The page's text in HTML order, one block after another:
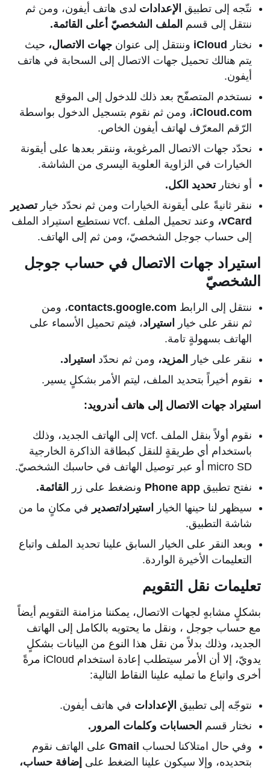
نتّجه إلى تطبيق الإعدادات لدى هاتف أيفون، ومن ثم
ننتقل إلى قسم الملف الشخصيّ أعلى القائمة.
نختار
iCloud وننتقل إلى عنوانجهات الاتصال، حيث
يتم هنالك تحميل جهات الاتصال إلى السحابة في هاتف
أيفون.
نستخدم المتصفّح بعد ذلك للدخول إلى الموقع
iCloud.com، ومن ثم نقوم بتسجيل الدخول بواسطة
الرّقم المعرّف لهاتف أيفون الخاص.
نحدّد جهات الاتصال المرغوبة، وننقر بعدها على أيقونة
الخيارات في الزاوية العلوية اليسرى من الشاشة.
أو نختارتحديد الكل.
ننقر ثانيةً على أيقونة الخيارات ومن ثم نحدّد خيارتصدير
vCard،
وعند تحميل الملف .vcf نستطيع استيراد الملف
إلى حساب جوجل الشخصيّ، ومن ثم إلى الهاتف.
استيراد جهات الاتصال في حساب جوجل
الشخصيّ
ننتقل إلى الرابط contacts.google.com، ومن
ثم ننقر على خيار
استيراد، فيتم تحميل الأسماء على
الهاتف بسهولةٍ تامة.
ننقر على خيار
المزيد، ومن ثم نحدّد استيراد.
نقوم أخيراً بتحديد الملف، ليتم الأمر بشكلٍ يسير.
استيراد جهات الاتصال إلى هاتف أندرويد:
نقوم أولاً بنقل الملف .vcf إلى الهاتف الجديد، وذلك
باستخدام أي طريقةٍ للنقل كبطاقة الذاكرة الخارجية
micro SD أو عبر توصيل الهاتف في حاسبك الشخصيّ.
نفتح تطبيقPhone app ونضغط على زر
القائمة.
سيظهر لنا حينها الخيار
استيراد/تصدير في مكانٍ ما من
شاشة التطبيق.
وبعد النقر على الخيار السابق علينا تحديد الملف واتباع
التعليمات الأخيرة الواردة.
تعليمات نقل التقويم
بشكلٍ مشابهٍ لجهات الاتصال، يمكننا مزامنة التقويم أيضاً
مع حساب جوجل ، ونقل ما يحتويه بالكامل إلى الهاتف
الجديد، وذلك بدلاً من نقل هذا النوع من البيانات بشكلٍ
يدويّ، إلا أن الأمر سيتطلب إعادة استخدام iCloud مرةً
أخرى واتباع ما تمليه علينا النقاط التالية:
نتوجّه إلى تطبيق الإعدادات في هاتف أيفون.
نختار قسم الحسابات وكلمات المرور.
وفي حال امتلاكنا لحساب Gmail على الهاتف نقوم
بتحديده، وإلا سيكون علينا الضغط على إضافة حساب،